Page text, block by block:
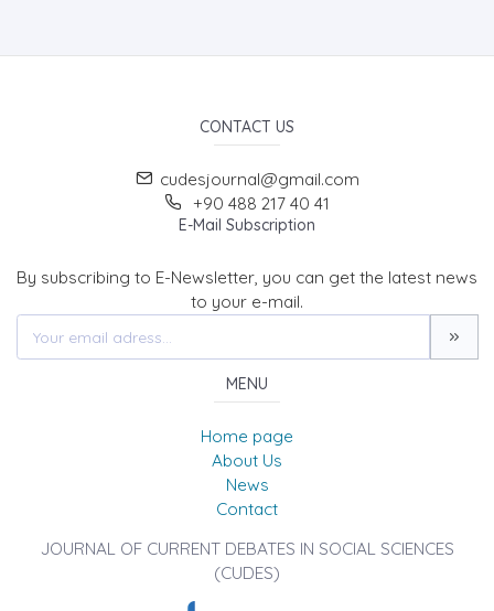
CONTACT US
cudesjournal@gmail.com
+90 488 217 40 41
E-Mail Subscription
By subscribing to E-Newsletter, you can get the latest news
to your e-mail.
MENU
Home page
About Us
News
Contact
JOURNAL OF CURRENT DEBATES IN SOCIAL SCIENCES
(CUDES)